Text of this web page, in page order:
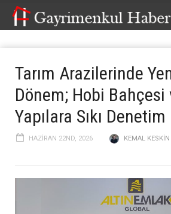
Tarım Arazilerinde
Dönem; Hobi
Yapılara Sıkı Denetim
HAZIRAN 22ND, 2026 KEMAL KESKIN